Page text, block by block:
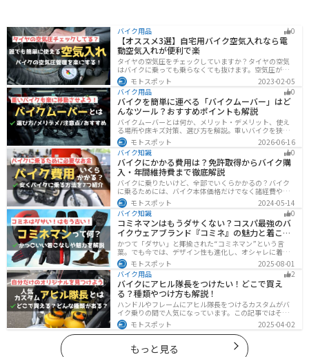
バイク用品 0
【オススメ3選】自宅用バイク空気入れなら電
動空気入れが便利で楽
タイヤの空気圧をチェックしていますか？タイヤの空気
はバイクに乗っても乗らなくても抜けます。空気圧が下
がると走行性能・燃費・安全性に影響します。空気圧は
常に自分で管理できるようにしておきましょう。楽に使
えるオススメ空気入れをまとめたので、参考にしてくだ
さい。
モトスポット
2023-02-05
バイク用品
0
バイクを簡単に運べる「バイクムーバー」はど
んなツール？おすすめポイントも解説
バイクムーバーとは何か、メリット・デメリット、使え
る場所や床キズ対策、選び方を解説。重いバイクを狭い
ガレージで楽に移動したい方へ、ワールドウォークやFov
nyなどおすすめ商品2選の特徴も紹介します。駐車時の切
り返しや転倒の不安を減らしたいライダー必見です。導
入前の注意点もわかります。安全面まで確認。
モトスポット
2026-06-16
バイク知識
0
バイクにかかる費用は？免許取得からバイク購
入・年間維持費まで徹底解説
バイクに乗りたいけど、全部でいくらかかるの？バイク
に乗るためには、バイク本体価格だけでなく諸経費や税
金、免許取得費用、ライディングギア、メンテナンス
代、駐車場代などの年間維持費もかかります。この記事
ではバイクに乗るための全ての費用をまとめました。ま
た、できるだけ安く抑えるコツも紹介するので参考にし
て下さい。
モトスポット
2024-05-14
バイク知識
0
コミネマンはもうダサくない？コスパ最強のバ
イクウェアブランド『コミネ』の魅力と着こな
し術
かつて「ダサい」と揶揄された“コミネマン”という言
葉。でも今では、デザイン性も進化し、オシャレに着こ
なせるコミネ製品が続々登場。コスパと安全性に優れた
アイテムを使って、街でもツーリングでも浮かないスマ
ートなスタイルを目指そう！
モトスポット
2025-08-01
バイク用品
2
バイクにアヒル隊長をつけたい！どこで買え
る？種類やつけ方も解説！
ハンドルやフレームにアヒル隊長をつけるカスタムがバ
イク乗りの間で人気になっています。この記事ではそん
なアヒル隊長について、どこで買えるのかどんな種類が
あるのか、バイクに付ける際の注意点などまとめまし
た。アヒル隊長でオリジナルカスタムをしたい人は参考
にしてください。
モトスポット 2025-04-02
もっと見る